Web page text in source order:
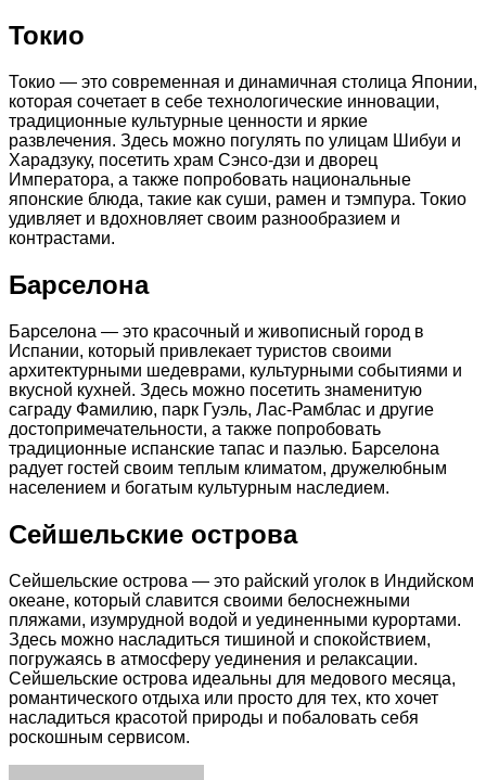
Токио
Токио — это современная и динамичная столица Японии,
которая сочетает в себе технологические инновации,
традиционные культурные ценности и яркие
развлечения. Здесь можно погулять по улицам Шибуи и
Харадзуку, посетить храм Сэнсо-дзи и дворец
Императора, а также попробовать национальные
японские блюда, такие как суши, рамен и тэмпура. Токио
удивляет и вдохновляет своим разнообразием и
контрастами.
Барселона
Барселона — это красочный и живописный город в
Испании, который привлекает туристов своими
архитектурными шедеврами, культурными событиями и
вкусной кухней. Здесь можно посетить знаменитую
саграду Фамилию, парк Гуэль, Лас-Рамблас и другие
достопримечательности, а также попробовать
традиционные испанские тапас и паэлью. Барселона
радует гостей своим теплым климатом, дружелюбным
населением и богатым культурным наследием.
Сейшельские острова
Сейшельские острова — это райский уголок в Индийском
океане, который славится своими белоснежными
пляжами, изумрудной водой и уединенными курортами.
Здесь можно насладиться тишиной и спокойствием,
погружаясь в атмосферу уединения и релаксации.
Сейшельские острова идеальны для медового месяца,
романтического отдыха или просто для тех, кто хочет
насладиться красотой природы и побаловать себя
роскошным сервисом.